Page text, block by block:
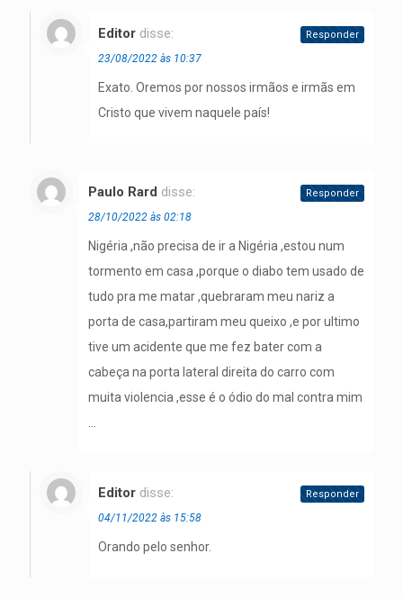
Editor disse:
23/08/2022 às 10:37
Exato. Oremos por nossos irmãos e irmãs em
Cristo que vivem naquele país!
Responder
Paulo Rard disse:
28/10/2022 às 02:18
Nigéria ,não precisa de ir a Nigéria ,estou num
tormento em casa ,porque o diabo tem usado de
tudo pra me matar ,quebraram meu nariz a
porta de casa,partiram meu queixo ,e por ultimo
tive um acidente que me fez bater com a
cabeça na porta lateral direita do carro com
muita violencia ,esse é o ódio do mal contra mim
Responder
Editor disse:
04/11/2022 às 15:58
Orando pelo senhor.
Responder